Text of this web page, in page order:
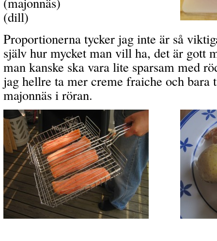
(dill)
Proportionerna tycker jag inte är så
själv hur mycket man vill ha, det är gott
man kanske ska vara lite sparsam med
jag hellre ta mer creme fraiche och bara
majonnäs i röran.